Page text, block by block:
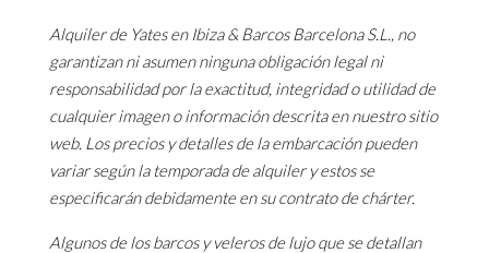
Alquiler de Yates en Ibiza & Barcos Barcelona S.L., no
garantizan ni asumen ninguna obligación legal ni
responsabilidad por la exactitud, integridad o utilidad de
cualquier imagen o información descrita en nuestro sitio
web. Los precios y detalles de la embarcación pueden
variar según la temporada de alquiler y estos se
especificarán debidamente en su contrato de chárter.
Algunos de los barcos y veleros de lujo que se detallan